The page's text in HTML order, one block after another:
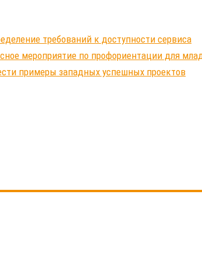
требований к доступности сервиса
мероприятие по профориентации для
примеры западных успешных проектов